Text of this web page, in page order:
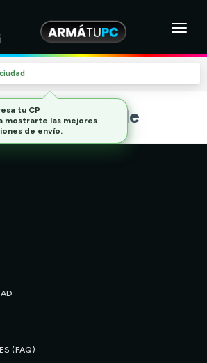
no disponible
(FAQ)
tu CP
mostrarte las mejores
de envío.